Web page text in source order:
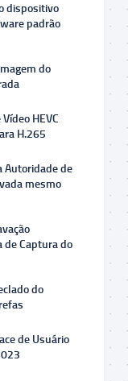
dispositivo
padrão
do
HEVC
H.265
Autoridade de
mesmo
de Captura do
do
de Usuário